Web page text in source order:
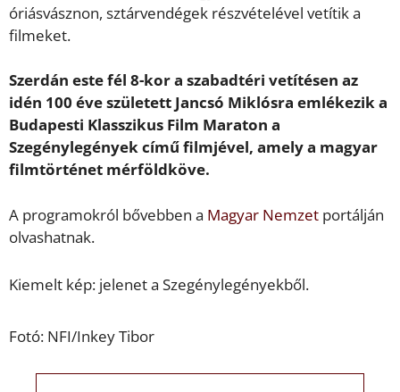
óriásvásznon, sztárvendégek részvételével vetítik a
filmeket.
Szerdán este fél 8-kor a szabadtéri vetítésen az
idén 100 éve született Jancsó Miklósra emlékezik a
Budapesti Klasszikus Film Maraton a
Szegénylegények című filmjével, amely a magyar
filmtörténet mérföldköve.
A programokról bővebben a Magyar Nemzet portálján
olvashatnak.
Kiemelt kép: jelenet a Szegénylegényekből.
Fotó: NFI/Inkey Tibor